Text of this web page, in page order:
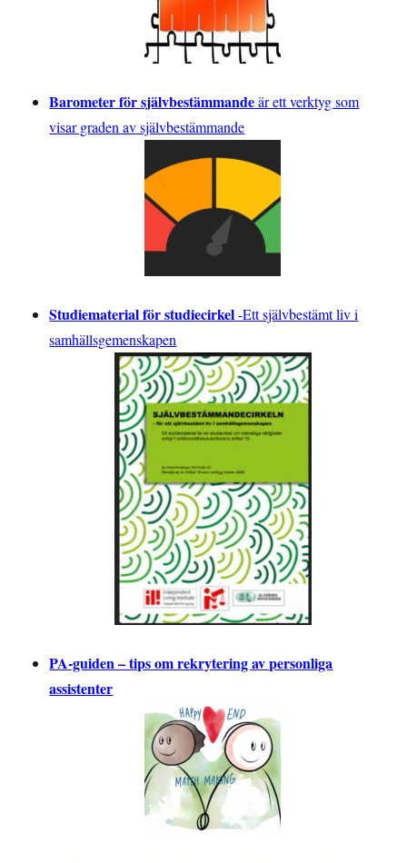
Barometer för självbestämmandeär ett verktyg som
visar graden av självbestämmande
Studiematerial för studiecirkel-Ett självbestämt liv i
samhällsgemenskapen
PA-guiden – tips om rekrytering av personliga
assistenter